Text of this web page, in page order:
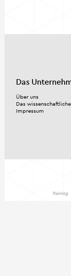
Das
Über uns
Das wissenschaftliche
Impressum
Training